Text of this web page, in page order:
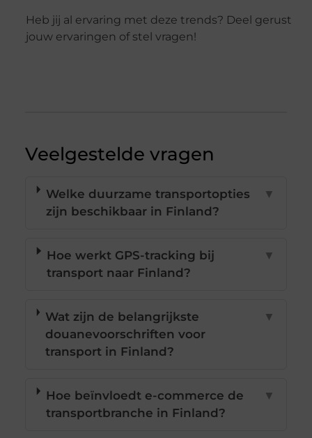
Heb jij al ervaring met deze trends? Deel gerust
jouw ervaringen of stel vragen!
Veelgestelde vragen
Welke duurzame transportopties
zijn beschikbaar in Finland?
▼
Hoe werkt GPS-tracking bij
transport naar Finland?
▼
Wat zijn de belangrijkste
douanevoorschriften voor
transport in Finland?
▼
Hoe beïnvloedt e-commerce de
transportbranche in Finland?
▼